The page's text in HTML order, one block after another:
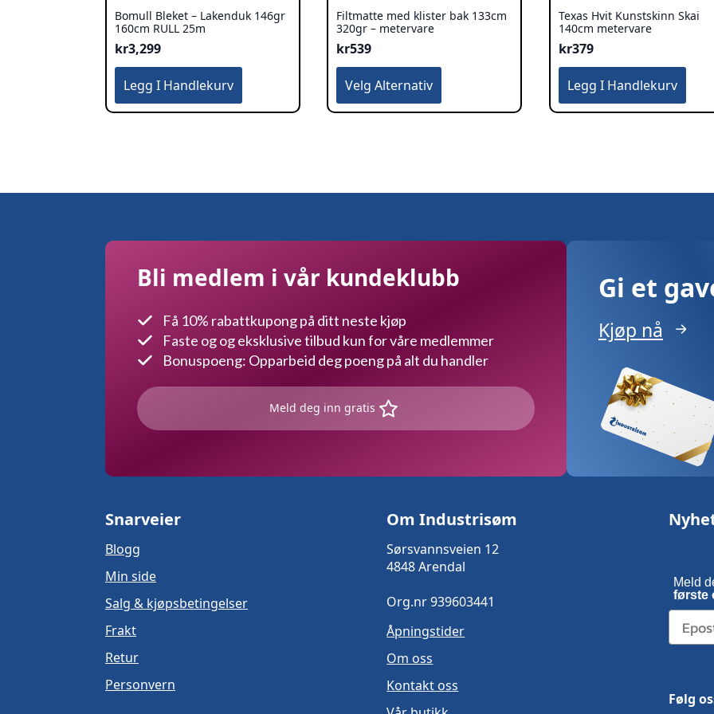
Bomull Bleket – Lakenduk 146gr
160cm RULL 25m
kr3,299
Legg I Handlekurv
Filtmatte med klister bak 133cm
320gr – metervare
kr539
Velg Alternativ
produktet
har
velges
Texas Hvit Kunstskinn Skai
140cm metervare
kr379
Legg I Handlekurv
Bli medlem i vår kundeklubb
Få 10% rabattkupong på ditt neste kjøp
Faste og og eksklusive tilbud kun for våre medlemmer
Bonuspoeng: Opparbeid deg poeng på alt du handler
Meld deg inn gratis
Gi et
Kjøp nå
Snarveier
Blogg
Min side
Salg & kjøpsbetingelser
Frakt
Retur
Personvern
Om Industrisøm
Sørsvannsveien 12
4848 Arendal
Org.nr 939603441
Åpningstider
Om oss
Kontakt oss
Meld
første
Følg